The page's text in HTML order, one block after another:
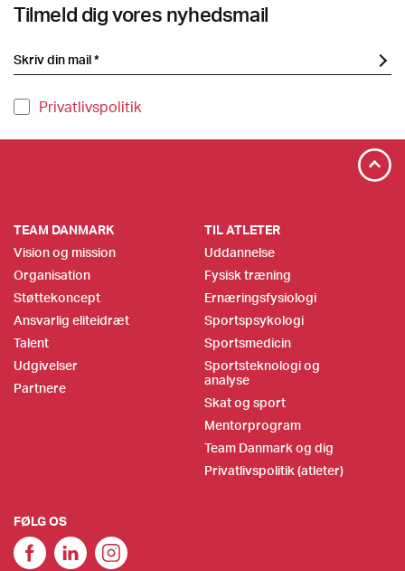
Tilmeld dig vores nyhedsmail
Privatlivspolitik
TEAM DANMARK
Vision og mission
Organisation
Støttekoncept
Ansvarlig eliteidræt
Talent
Udgivelser
Partnere
TIL ATLETER
Uddannelse
Fysisk træning
Ernæringsfysiologi
Sportspsykologi
Sportsmedicin
Sportsteknologi og
analyse
Skat og sport
Mentorprogram
Team Danmark og dig
Privatlivspolitik (atleter)
FØLG OS